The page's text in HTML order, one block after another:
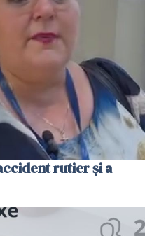
rutier și a